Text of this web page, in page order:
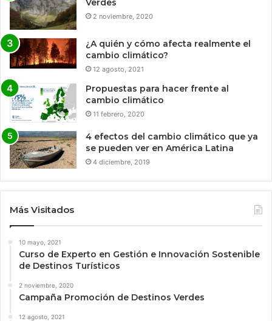
Verdes
2 noviembre, 2020
¿A quién y cómo afecta realmente el
cambio climático?
12 agosto, 2021
Propuestas para hacer frente al
cambio climático
11 febrero, 2020
4 efectos del cambio climático que ya
se pueden ver en América Latina
4 diciembre, 2019
Más Visitados
10 mayo, 2021
Curso de Experto en Gestión e Innovación Sostenible
de Destinos Turísticos
2 noviembre, 2020
Campaña Promoción de Destinos Verdes
12 agosto, 2021